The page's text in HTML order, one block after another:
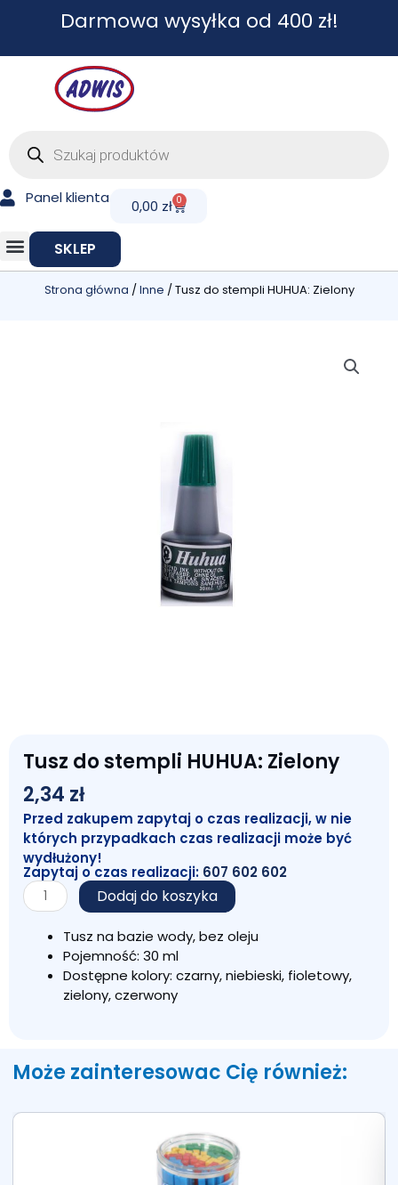
Darmowa wysyłka od 400 zł!
Panel klienta 0,00 zł 0
Cart
SKLEP
Strona główna /Inne / Tusz do stempli HUHUA: Zielony
Tusz do stempli HUHUA: Zielony
2,34 zł
Przed zakupem zapytaj o czas realizacji, w nie
których przypadkach czas realizacji może być
wydłużony!
Zapytaj o czas realizacji: 607 602 602
ilość
Tusz
stempli
HUHUA:
Dodaj do koszyka
Tusz na bazie wody, bez oleju
Pojemność: 30 ml
Dostępne kolory: czarny, niebieski, fioletowy,
zielony, czerwony
Może zainteresowac Cię również: